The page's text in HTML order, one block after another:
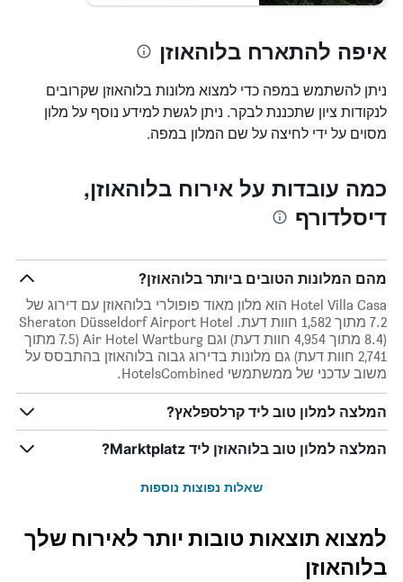
איפה להתארח בלוהאוזן
ניתן להשתמש במפה כדי למצוא מלונות בלוהאוזן שקרובים
לנקודות ציון שתכננת לבקר. ניתן לגשת למידע נוסף על מלון
מסוים על ידי לחיצה על שם המלון במפה.
כמה עובדות על אירוח בלוהאוזן,
דיסלדורף
מהם המלונות הטובים ביותר בלוהאוזן?
Hotel Villa Casa הוא מלון מאוד פופולרי בלוהאוזן עם דירוג של
7.2 מתוך 1,582 חוות דעת. Sheraton Düsseldorf Airport Hotel
(8.4 מתוך 4,954 חוות דעת) וגם Air Hotel Wartburg (7.5 מתוך
2,741 חוות דעת) גם מלונות בדירוג גבוה בלוהאוזן בהתבסס על
משוב עדכני של ממשתמשי HotelsCombined.
המלצה למלון טוב ליד קרלספלאץ?
המלצה למלון טוב בלוהאוזן ליד Marktplatz?
שאלות נפוצות נוספות
למצוא תוצאות טובות יותר לאירוח שלך
בלוהאוזן